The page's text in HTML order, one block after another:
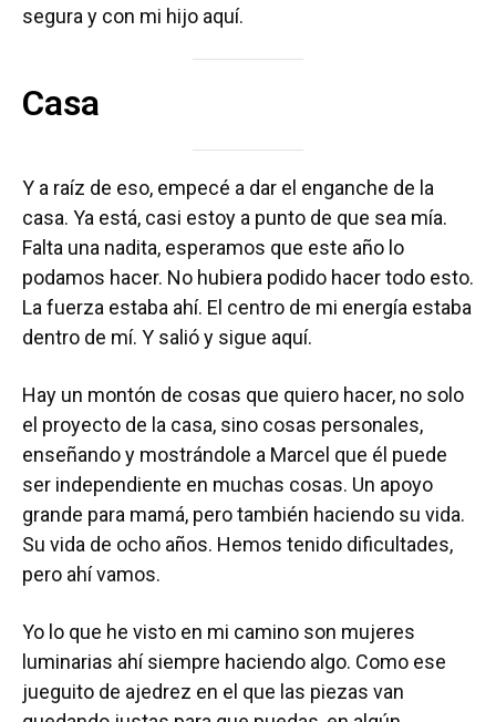
segura y con mi hijo aquí.
Casa
Y a raíz de eso, empecé a dar el enganche de la
casa. Ya está, casi estoy a punto de que sea mía.
Falta una nadita, esperamos que este año lo
podamos hacer. No hubiera podido hacer todo esto.
La fuerza estaba ahí. El centro de mi energía estaba
dentro de mí. Y salió y sigue aquí.
Hay un montón de cosas que quiero hacer, no solo
el proyecto de la casa, sino cosas personales,
enseñando y mostrándole a Marcel que él puede
ser independiente en muchas cosas. Un apoyo
grande para mamá, pero también haciendo su vida.
Su vida de ocho años. Hemos tenido dificultades,
pero ahí vamos.
Yo lo que he visto en mi camino son mujeres
luminarias ahí siempre haciendo algo. Como ese
jueguito de ajedrez en el que las piezas van